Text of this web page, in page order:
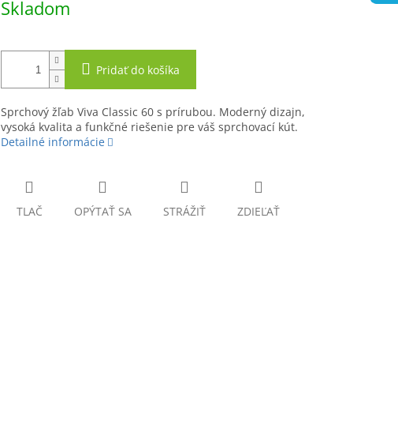
cena:
Skladom
Pridať do košíka
Sprchový žľab Viva Classic 60 s prírubou. Moderný dizajn,
vysoká kvalita a funkčné riešenie pre váš sprchovací kút.
Detailné informácie
TLAČ OPÝTAŤ SA STRÁŽIŤ ZDIEĽAŤ